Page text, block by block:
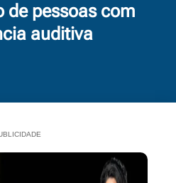
de pessoas com
auditiva